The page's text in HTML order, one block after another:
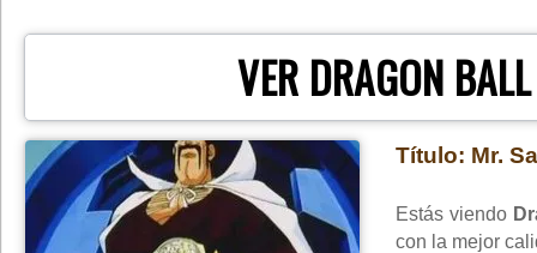
CON
VER DRAGON
Título: Mr.
Estás viendo
con la mejor